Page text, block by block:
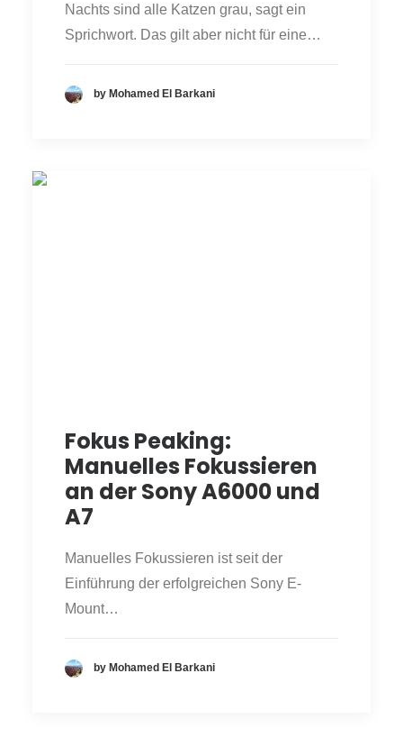
Nachts sind alle Katzen grau, sagt ein
Sprichwort. Das gilt aber nicht für eine…
by Mohamed El Barkani
Fokus Peaking:
Manuelles Fokussieren
an der Sony A6000 und
A7
Manuelles Fokussieren ist seit der
Einführung der erfolgreichen Sony E-
Mount…
by Mohamed El Barkani